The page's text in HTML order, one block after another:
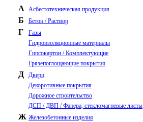
А Асбестотехническая продукция
Б Бетон / Раствор
Г
Газы
Гидроизоляционные материалы
Гипсокартон / Комплектующие
Грязепоглощающие покрытия
Д
Двери
Декоротивные покрытия
Дорожное строительство
ДСП / ДВП / Фанера, стекломагневые листы
Ж Железобетонные изделия